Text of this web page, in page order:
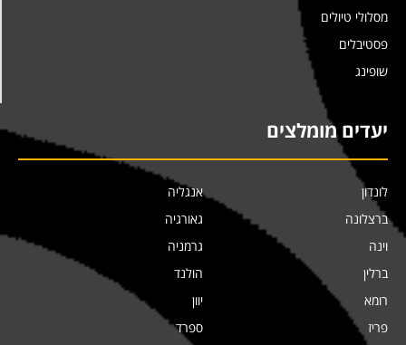
מסלולי טיולים
פסטיבלים
שופינג
יעדים מומלצים
לונדון
ברצלונה
וינה
ברלין
רומא
פריז
אנגליה
גאורגיה
גרמניה
הולנד
יוון
ספרד